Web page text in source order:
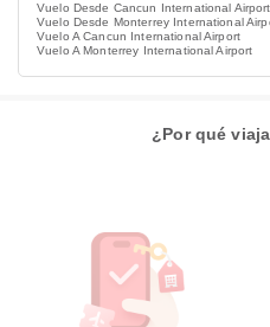
Vuelo Desde Cancun International Airport
Vuelo Desde Monterrey International
Vuelo A Cancun International Airport
Vuelo A Monterrey International Airport
¿Por qué